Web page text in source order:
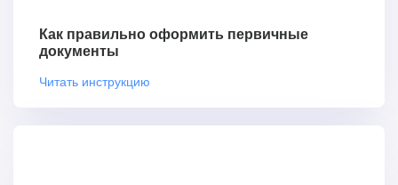
Как правильно оформить первичные
документы
Читать инструкцию